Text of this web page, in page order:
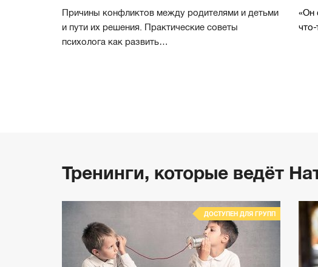
Причины конфликтов между родителями и детьми
и пути их решения. Практические советы
психолога как развить…
«Он
Тренинги, которые ведёт
ДОСТУПЕН ДЛЯ ГРУПП